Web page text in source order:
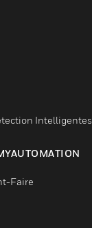
Intelligentes
Faire